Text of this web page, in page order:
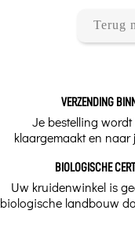
Terug
VERZENDING
Je bestelling
klaargemaakt en naar
BIOLOGISCHE
Uw kruidenwinkel is
biologische landbouw